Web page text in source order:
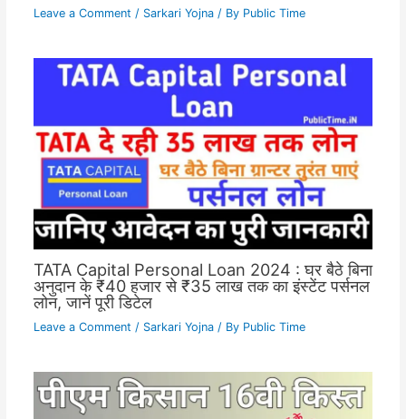
Leave a Comment / Sarkari Yojna/ By Public Time
TATA Capital Personal Loan 2024 : घर बैठे बिना
अनुदान के ₹40 हजार से ₹35 लाख तक का इंस्टेंट पर्सनल
लोन, जानें पूरी डिटेल
Leave a Comment / Sarkari Yojna/ By Public Time